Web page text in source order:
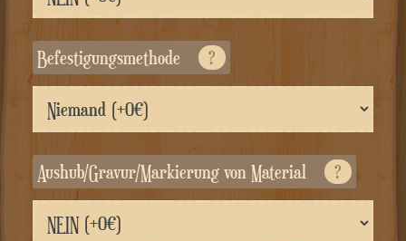
Befestigungsmethode ?
Aushub/Gravur/Markierung von Material ?